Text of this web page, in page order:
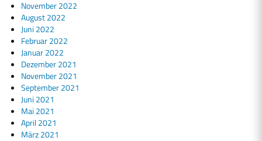
November 2022
August 2022
Juni 2022
Februar 2022
Januar 2022
Dezember 2021
November 2021
September 2021
Juni 2021
Mai 2021
April 2021
März 2021